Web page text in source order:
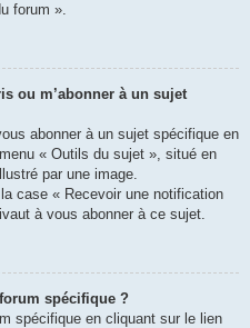
forum ».
ou m’abonner à un sujet
abonner à un sujet spécifique en
« Outils du sujet », situé en
par une image.
case « Recevoir une notification
à vous abonner à ce sujet.
spécifique ?
spécifique en cliquant sur le lien